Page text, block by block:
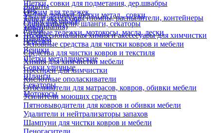
Щетки, совки для подметания, дер.швабры
Отжим для тележек
Ручки для швабр
Мопы
Швабры
Лопаты
Метлы, веники, щетки метал., совки
Опрыскиватели, шланги, секаторы
Садовые тележки, мотокосы, масла, лески
Черенки
Веники
Щетки металлические
Совки уличные
Шланги
Секаторы
Мотокосы
Еще
Тара и аксессуары (помпы, распылители, контейнеры
замачивания)
Профессиональная химия и акссесуары для химчистки
Основные средства для чистки ковров и мебели
Средства для чистки ковров и текстиля
Химия для химчистки мебели
Преспреи для химчистки
Кислотные ополаскиватели
Отбеливатели для матрасов, ковров, обивки мебели
Усилители моющих средств
Пятновыводители для ковров и обивки мебели
Удалители и нейтрализаторы запахов
Шампуни для чистки ковров и мебели
Пеногасители